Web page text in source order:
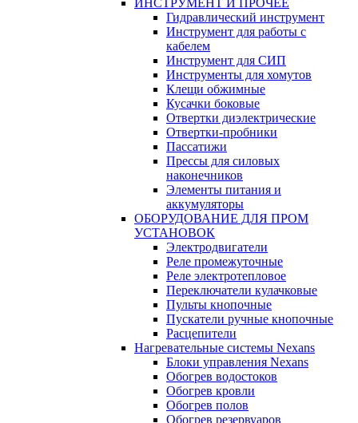
ИНСТРУМЕНТ И ПРОЧЕЕ
Гидравлический инструмент
Инструмент для работы с
кабелем
Инструмент для СИП
Инструменты для хомутов
Клещи обжимные
Кусачки боковые
Отвертки диэлектрические
Отвертки-пробники
Пассатижи
Прессы для силовых
наконечников
Элементы питания и
аккумуляторы
ОБОРУДОВАНИЕ ДЛЯ ПРОМ
УСТАНОВОК
Электродвигатели
Реле промежуточные
Реле электротепловое
Переключатели кулачковые
Пульты кнопочные
Пускатели ручные кнопочные
Расцепители
Нагревательные системы Nexans
Блоки управления Nexans
Обогрев водостоков
Обогрев кровли
Обогрев полов
Обогрев резервуаров